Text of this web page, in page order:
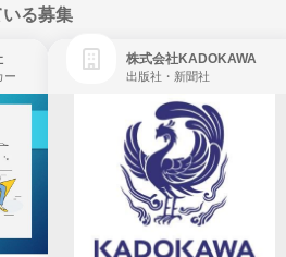
る募集
ー
株式会社KADOKAWA
出版社・新聞社